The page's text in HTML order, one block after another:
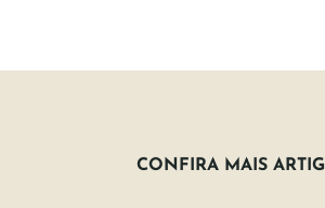
CONFIRA MAIS